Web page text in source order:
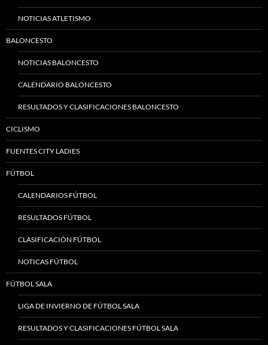
NOTICIAS ATLETISMO
BALONCESTO
NOTICIAS BALONCESTO
CALENDARIO BALONCESTO
RESULTADOS Y CLASIFICACIONES BALONCESTO
CICLISMO
FUENTES CITY LADIES
FÚTBOL
CALENDARIOS FÚTBOL
RESULTADOS FÚTBOL
CLASIFICACIÓN FÚTBOL
NOTICAS FÚTBOL
FÚTBOL SALA
LIGA DE INVIERNO DE FÚTBOL SALA
RESULTADOS Y CLASIFICACIONES FÚTBOL SALA